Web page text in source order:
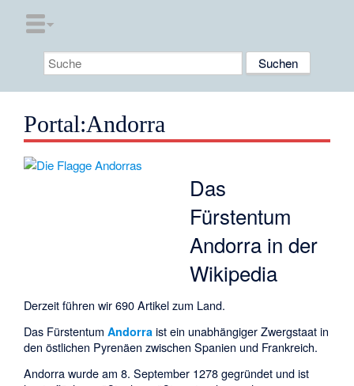
Portal:Andorra
Das
Fürstentum
Andorra in der
Wikipedia
Derzeit führen wir 690 Artikel zum Land.
Das FürstentumAndorra ist ein unabhängiger Zwergstaat in
den östlichen Pyrenäen zwischen Spanien und Frankreich.
Andorra wurde am 8. September 1278 gegründet und ist